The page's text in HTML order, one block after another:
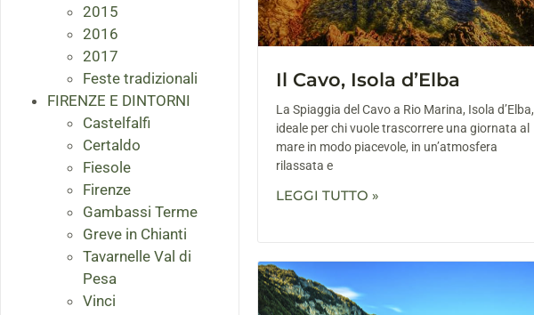
2015
2016
2017
Feste tradizionali
FIRENZE E DINTORNI
Castelfalfi
Certaldo
Fiesole
Firenze
Gambassi Terme
Greve in Chianti
Tavarnelle Val di
Pesa
Vinci
Il Cavo, Isola d’Elba
La Spiaggia del Cavo a Rio Marina, Isola d’Elba,
ideale per chi vuole trascorrere una giornata al
mare in modo piacevole, in un’atmosfera
rilassata e
LEGGI TUTTO »